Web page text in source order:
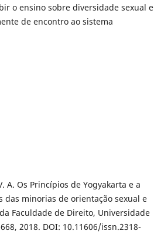
o ensino sobre diversidade sexual e
de encontro ao sistema
A. Os Princípios de Yogyakarta e a
minorias de orientação sexual e
Faculdade de Direito, Universidade
2018. DOI: 10.11606/issn.2318-